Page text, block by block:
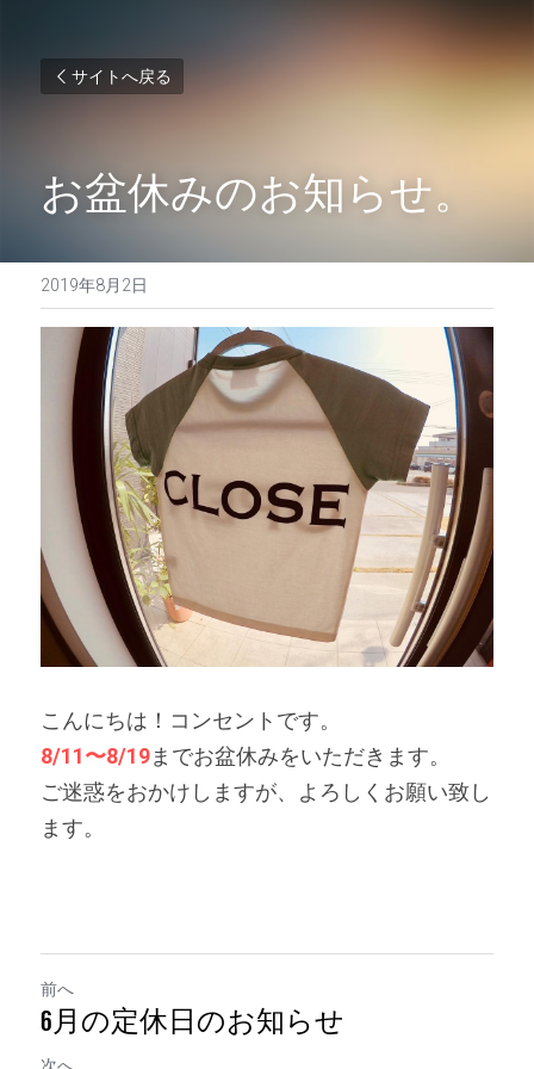
サイトへ戻る
お盆休みのお知らせ。
2019年8月2日
こんにちは！コンセントです。
8/11〜8/19までお盆休みをいただきます。
ご迷惑をおかけしますが、よろしくお願い致し
ます。
前へ
6月の定休日のお知らせ